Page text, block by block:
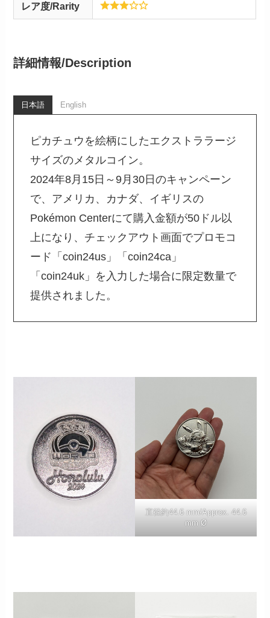
レア度/Rarity
詳細情報/Description
日本語 English
ピカチュウを絵柄にしたエクストララージ
サイズのメタルコイン。
2024年8月15日～9月30日のキャンペーン
で、アメリカ、カナダ、イギリスの
Pokémon Centerにて購入金額が50ドル以
上になり、チェックアウト画面でプロモコ
ード「coin24us」「coin24ca」
「coin24uk」を入力した場合に限定数量で
提供されました。
直径約44.6 mm/Approx. 44.6
mm Ø